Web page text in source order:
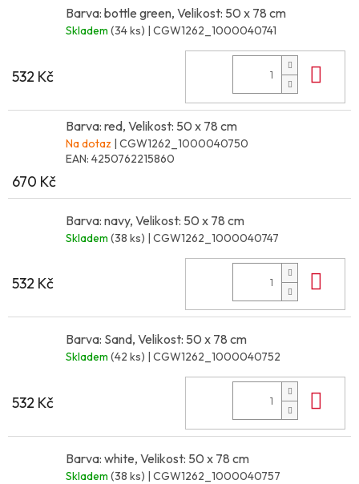
Barva: bottle green, Velikost: 50 x 78 cm
Skladem (34 ks) | CGW1262_1000040741
532 Kč
Barva: red, Velikost: 50 x 78 cm
Na dotaz | CGW1262_1000040750
EAN: 4250762215860
670 Kč
Barva: navy, Velikost: 50 x 78 cm
Skladem (38 ks) | CGW1262_1000040747
532 Kč
Barva: Sand, Velikost: 50 x 78 cm
Skladem (42 ks) | CGW1262_1000040752
532 Kč
Barva: white, Velikost: 50 x 78 cm
Skladem (38 ks) | CGW1262_1000040757